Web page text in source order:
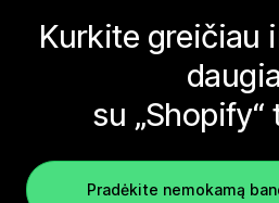
Kurkite greičiau
su
Pradėkite nemokamą